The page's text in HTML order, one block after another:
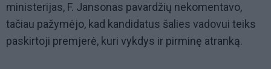
ministerijas, F. Jansonas pavardžių nekomentavo,
tačiau pažymėjo, kad kandidatus šalies vadovui teiks
paskirtoji premjerė, kuri vykdys ir pirminę atranką.